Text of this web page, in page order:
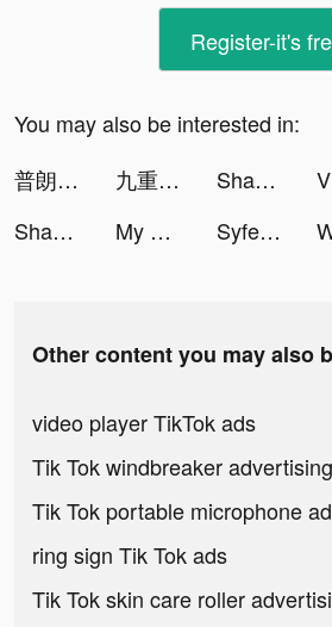
Register-it's
You may also be interested in:
普朗特計劃 tiktok ads
九重試煉 tiktok ads Shape-shifting tiktok ads
Shape-shifting tiktok ads
My Hotpot Story tiktok ads Syfe: Invest Better tiktok ads
Other content you may also
video player TikTok ads
Tik Tok windbreaker advertising
Tik Tok portable microphone
ring sign Tik Tok ads
Tik Tok skin care roller